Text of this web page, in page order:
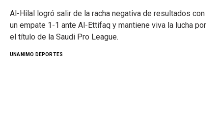
Al-Hilal logró salir de la racha negativa de resultados con
un empate 1-1 ante Al-Ettifaq y mantiene viva la lucha por
el título de la Saudi Pro League.
UNANIMO DEPORTES